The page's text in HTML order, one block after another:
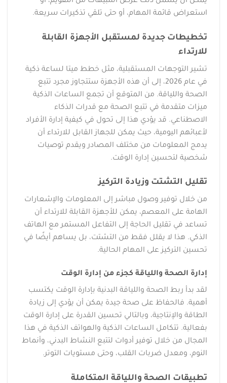
استعراض قائمة المهام، أو حتى تلقي تذكيرات سريعة.
تخطيطات جديدة لمستقبل الأجهزة القابلة
للارتداء
تشير التوجهات المستقبلية، مثل خطط ميتا لساعة ذكية
في عام 2026، إلى أن هذه الأجهزة ستتجاوز مجرد تتبع
الصحة واللياقة. من المتوقع أن تجمع الساعات الذكية
ميزات متقدمة في تتبع الصحة مع قدرات الذكاء
الاصطناعي. قد يؤدي هذا إلى تحول في كيفية إدارة الأفراد
لأعبائهم اليومية، حيث يمكن للجهاز القابل للارتداء أن
يدمج المعلومات من مختلف المصادر ويقدم توصيات
شخصية لتحسين إدارة الوقت.
تقليل التشتت وزيادة التركيز
من خلال توفير وصول مباشر إلى المعلومات والإشعارات
الهامة على المعصم، يمكن للأجهزة القابلة للارتداء أن
تساعد في تقليل الحاجة إلى التفاعل المستمر مع الهاتف
الذكي. هذا لا يقلل فقط من التشتت، بل يساهم أيضًا في
تحسين التركيز على المهام الحالية.
إدارة الصحة واللياقة كجزء من إدارة الوقت
لقد بدأ ربط الصحة واللياقة البدنية بإدارة الوقت يكتسب
أهمية. فالحفاظ على صحة جيدة يمكن أن يؤدي إلى زيادة
الطاقة والإنتاجية، وبالتالي تحسين القدرة على إدارة الوقت
بفعالية. تتكامل الساعات الذكية والهواتف الذكية في هذا
المجال من خلال توفير أدوات لتتبع النشاط البدني، وأنماط
النوم، ومعدل ضربات القلب، وحتى مستويات التوتر.
تطبيقات الصحة واللياقة المتكاملة